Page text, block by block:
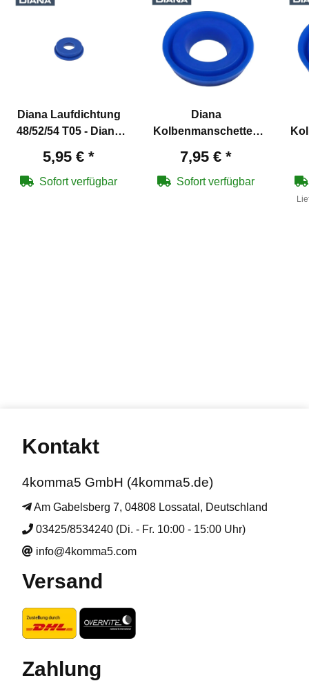
Diana Laufdichtung
48/52/54 T05 - Diana
30362100
5,95 € *
Sofort verfügbar
Diana
Kolbenmanschette -
30236600
7,95 € *
Sofort verfügbar
Kontakt
4komma5 GmbH (4komma5.de)
Am Gabelsberg 7, 04808 Lossatal, Deutschland
03425/8534240 (Di. - Fr. 10:00 - 15:00 Uhr)
info@4komma5.com
Versand
Zahlung